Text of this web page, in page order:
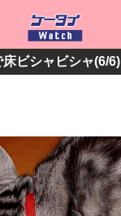
ビシャビシャ(6/6)